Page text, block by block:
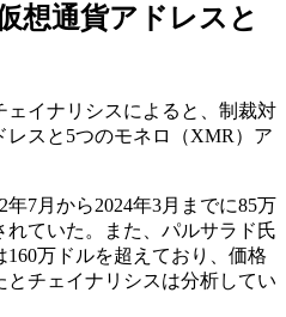
想通貨アドレスと
イナリシスによると、制裁対
レスと5つのモネロ（XMR）ア
7月から2024年3月までに85万
れていた。また、パルサラド氏
万ドルを超えており、価格
とチェイナリシスは分析してい